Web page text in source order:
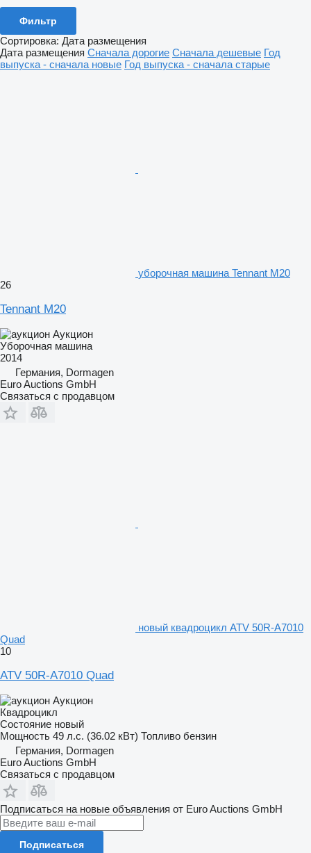
Фильтр
Сортировка: Дата размещения
Дата размещения Сначала дорогие Сначала дешевые Год
выпуска - сначала новые Год выпуска - сначала старые
уборочная машина Tennant M20
26
Tennant M20
Аукцион
Уборочная машина
2014
Германия, Dormagen
Euro Auctions GmbH
Связаться с продавцом
новый квадроцикл ATV 50R-A7010
Quad
10
ATV 50R-A7010 Quad
Аукцион
Квадроцикл
Состояние новый
Мощность 49 л.с. (36.02 кВт) Топливо бензин
Германия, Dormagen
Euro Auctions GmbH
Связаться с продавцом
Подписаться на новые объявления от Euro Auctions GmbH
Подписаться